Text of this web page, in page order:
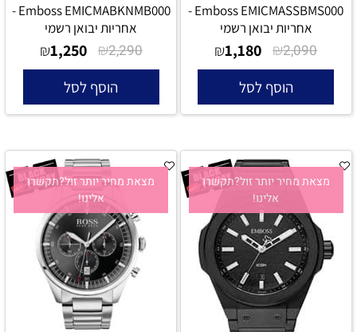
Emboss EMICMASSBMS000 -
אחריות יבואן רשמי
₪2,090
₪1,180
הוסף לסל
Emboss EMICMABKNMB000 -
אחריות יבואן רשמי
₪2,290
₪1,250
הוסף לסל
מצאת מחיר יותר זול?תקשרו
אלינו!
מצאת מחיר יותר זול?תקשרו
אלינו!